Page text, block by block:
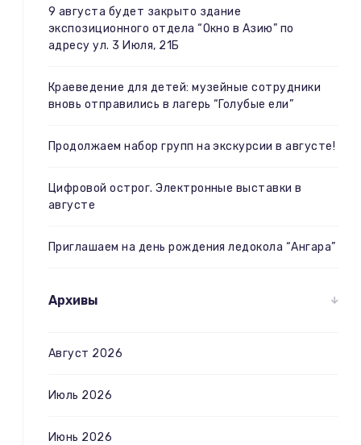
9 августа будет закрыто здание
экспозиционного отдела “Окно в Азию” по
адресу ул. 3 Июля, 21Б
Краеведение для детей: музейные сотрудники
вновь отправились в лагерь “Голубые ели”
Продолжаем набор групп на экскурсии в августе!
Цифровой острог. Электронные выставки в
августе
Приглашаем на день рождения ледокола “Ангара”
Архивы
Август 2026
Июль 2026
Июнь 2026